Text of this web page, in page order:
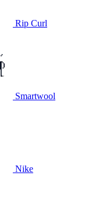
Rip Curl
Smartwool
Nike